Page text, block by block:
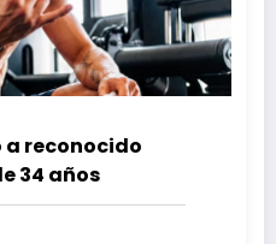
reconocido
34 años